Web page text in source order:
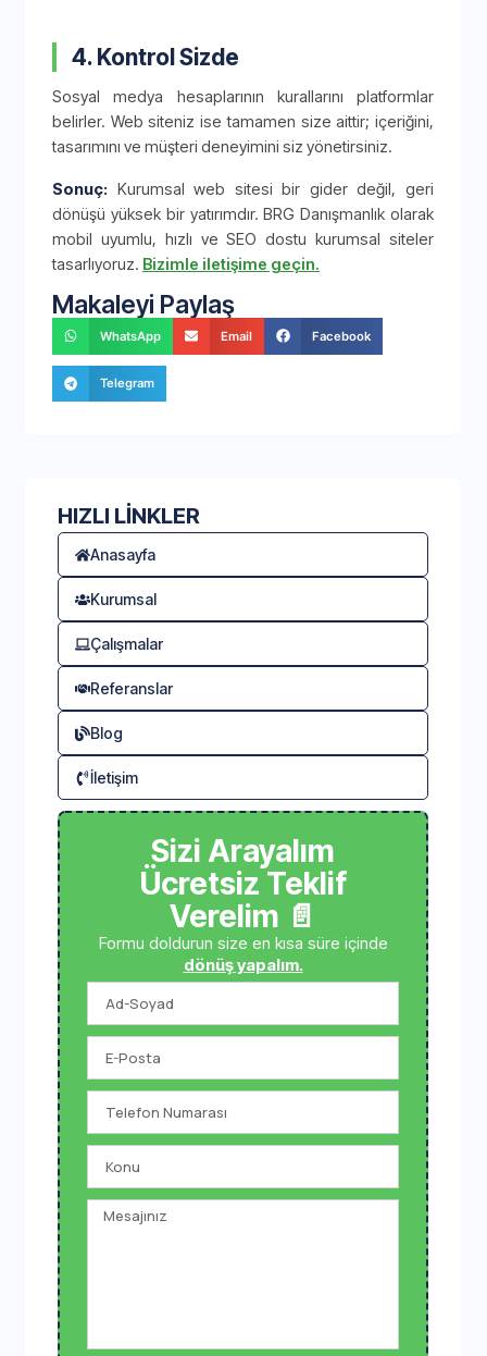
4. Kontrol Sizde
Sosyal medya hesaplarının kurallarını platformlar
belirler. Web siteniz ise tamamen size aittir; içeriğini,
tasarımını ve müşteri deneyimini siz yönetirsiniz.
Sonuç: Kurumsal web sitesi bir gider değil, geri
dönüşü yüksek bir yatırımdır. BRG Danışmanlık olarak
mobil uyumlu, hızlı ve SEO dostu kurumsal siteler
tasarlıyoruz. Bizimle iletişime geçin.
Makaleyi Paylaş
WhatsApp Email Facebook
Telegram
HIZLI LİNKLER
Anasayfa
Kurumsal
Çalışmalar
Referanslar
Blog
İletişim
Sizi Arayalım
Ücretsiz Teklif
Verelim 📄
Formu doldurun size en kısa süre içinde
dönüş yapalım.